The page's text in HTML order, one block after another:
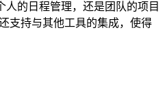
的日程管理，还是团队的项目
支持与其他工具的集成，使得